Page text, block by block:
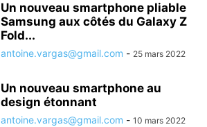
Un nouveau smartphone pliable
Samsung aux côtés du Galaxy Z
Fold...
antoine.vargas@gmail.com - 25 mars 2022
Un nouveau smartphone au
design étonnant
antoine.vargas@gmail.com - 10 mars 2022